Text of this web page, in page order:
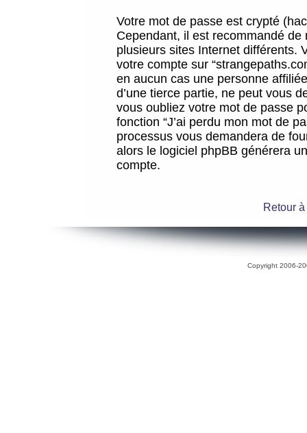
Votre mot de passe est crypté
Cependant, il est recommandé
plusieurs sites Internet différents.
votre compte sur
en aucun cas une personne
d’une tierce partie, ne peut vous
vous oubliez votre mot de passe
fonction “J’ai perdu mon mot de
processus vous demandera de
alors le logiciel phpBB générera
compte.
Retour
Copyright 2006-